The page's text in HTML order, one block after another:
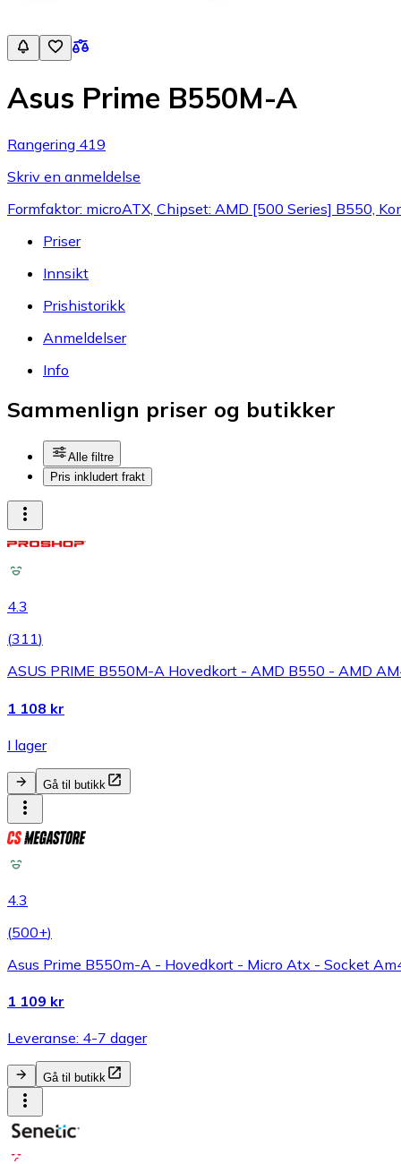
Asus Prime B550M-A
Rangering 419
Skriv en anmeldelse
Formfaktor: microATX, Chipset: AMD [500 Series] B550,
Priser
Innsikt
Prishistorikk
Anmeldelser
Info
Sammenlign priser og butikker
Alle filtre
Pris inkludert frakt
4.3
(311)
ASUS PRIME B550M-A Hovedkort - AMD B550 - AMD
1 108 kr
I lager
Gå til butikk
4.3
(500+)
Asus Prime B550m-A - Hovedkort - Micro Atx - Socket
1 109 kr
Leveranse: 4-7 dager
Gå til butikk